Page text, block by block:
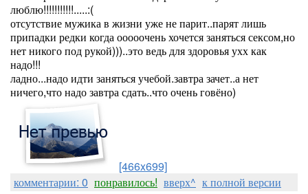
люблю!!!!!!!!!!!.....:(
отсутствие мужика в жизни уже не парит..парят лишь
припадки редки когда ооооочень хочется заняться сексом,но
нет никого под рукой)))..это ведь для здоровья ухх как
надо!!!
ладно...надо идти заняться учебой.завтра зачет..а нет
ничего,что надо завтра сдать..что очень говёно)
[466x699]
комментарии: 0 понравилось! вверх^ к полной версии